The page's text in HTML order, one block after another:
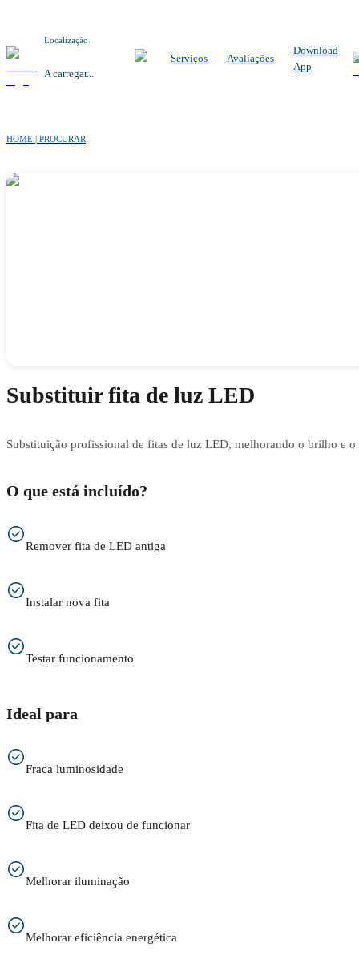
Localização
A carregar...
Serviços Avaliações
Download
App
HOME | PROCURAR
Substituir fita de luz LED
Substituição profissional de fitas de luz LED, melhorando o brilho e o
O que está incluído?
Remover fita de LED antiga
Instalar nova fita
Testar funcionamento
Ideal para
Fraca luminosidade
Fita de LED deixou de funcionar
Melhorar iluminação
Melhorar eficiência energética